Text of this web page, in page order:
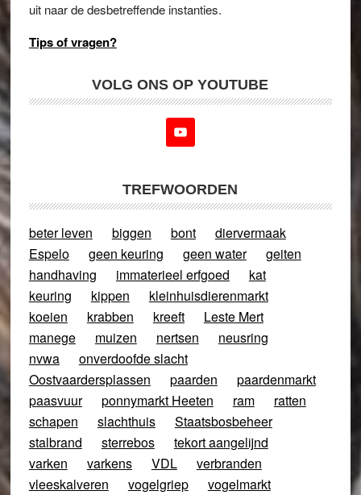
uit naar de desbetreffende instanties.
Tips of vragen?
VOLG ONS OP YOUTUBE
TREFWOORDEN
beter leven biggen bont
diervermaak
Espelo
geen keuring geen water
geiten
handhaving
immaterieel erfgoed
kat
keuring
kippen
kleinhuisdierenmarkt
koeien
krabben kreeft
Leste Mert
manege
muizen nertsen
neusring
nvwa
onverdoofde slacht
Oostvaardersplassen
paarden
paardenmarkt
paasvuur
ponnymarkt Heeten ram
ratten
schapen
slachthuis
Staatsbosbeheer
stalbrand
sterrebos
tekort aangelijnd
varken
varkens VDL
verbranden
vleeskalveren
vogelgriep
vogelmarkt